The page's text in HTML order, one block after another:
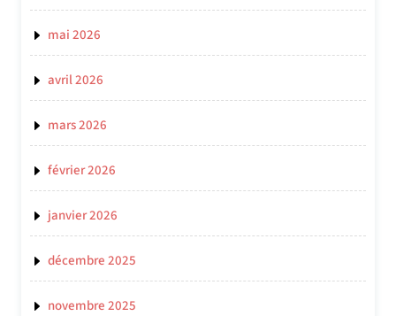
mai 2026
avril 2026
mars 2026
février 2026
janvier 2026
décembre 2025
novembre 2025